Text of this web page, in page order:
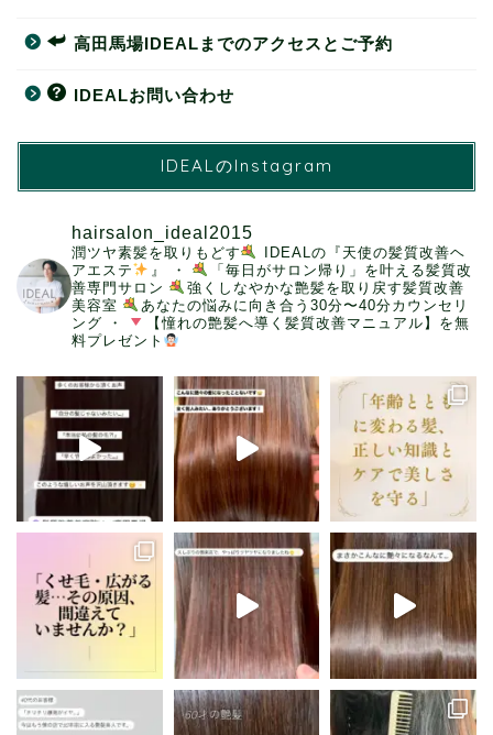
高田馬場IDEALまでのアクセスとご予約
IDEALお問い合わせ
IDEALのInstagram
hairsalon_ideal2015
潤ツヤ素髪を取りもどす
IDEALの『天使の髪質改善ヘ
アエステ
』 ・
「毎日がサロン帰り」を叶える髪質改
善専門サロン
強くしなやかな艶髪を取り戻す髪質改善
美容室
あなたの悩みに向き合う30分〜40分カウンセリ
ング ・
【憧れの艶髪へ導く髪質改善マニュアル】を無
料プレゼント